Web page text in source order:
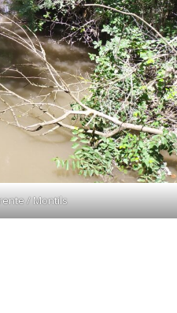
/ Montils